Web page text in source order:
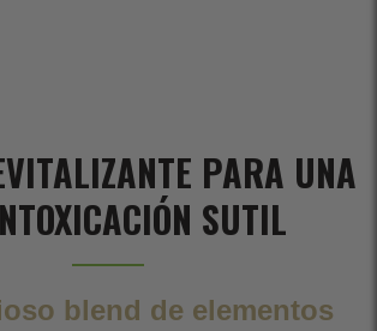
PARA UNA
SUTIL
blend de elementos